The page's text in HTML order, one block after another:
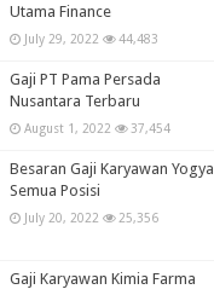
Utama Finance
July 29, 2022 44,483
Gaji PT Pama Persada
Nusantara Terbaru
August 1, 2022 37,454
Besaran Gaji Karyawan Yogya
Semua Posisi
July 20, 2022 25,356
Gaji Karyawan Kimia Farma